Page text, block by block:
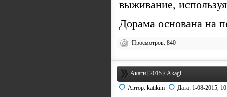
выживание,
Дорама основана на
Просмотров: 840
Акаги [2015]/ Akagi
Автор: katikim Дата: 1-08-2015,